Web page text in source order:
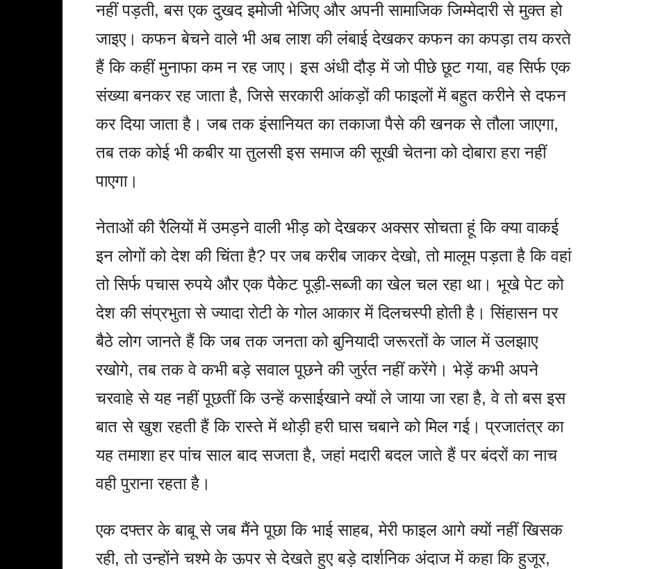
नहीं पड़ती, बस एक दुखद इमोजी भेजिए और अपनी सामाजिक जिम्मेदारी से मुक्त हो
जाइए। कफन बेचने वाले भी अब लाश की लंबाई देखकर कफन का कपड़ा तय करते
हैं कि कहीं मुनाफा कम न रह जाए। इस अंधी दौड़ में जो पीछे छूट गया, वह सिर्फ एक
संख्या बनकर रह जाता है, जिसे सरकारी आंकड़ों की फाइलों में बहुत करीने से दफन
कर दिया जाता है। जब तक इंसानियत का तकाजा पैसे की खनक से तौला जाएगा,
तब तक कोई भी कबीर या तुलसी इस समाज की सूखी चेतना को दोबारा हरा नहीं
पाएगा।
नेताओं की रैलियों में उमड़ने वाली भीड़ को देखकर अक्सर सोचता हूं कि क्या वाकई
इन लोगों को देश की चिंता है? पर जब करीब जाकर देखो, तो मालूम पड़ता है कि वहां
तो सिर्फ पचास रुपये और एक पैकेट पूड़ी-सब्जी का खेल चल रहा था। भूखे पेट को
देश की संप्रभुता से ज्यादा रोटी के गोल आकार में दिलचस्पी होती है। सिंहासन पर
बैठे लोग जानते हैं कि जब तक जनता को बुनियादी जरूरतों के जाल में उलझाए
रखोगे, तब तक वे कभी बड़े सवाल पूछने की जुर्रत नहीं करेंगे। भेड़ें कभी अपने
चरवाहे से यह नहीं पूछतीं कि उन्हें कसाईखाने क्यों ले जाया जा रहा है, वे तो बस इस
बात से खुश रहती हैं कि रास्ते में थोड़ी हरी घास चबाने को मिल गई। प्रजातंत्र का
यह तमाशा हर पांच साल बाद सजता है, जहां मदारी बदल जाते हैं पर बंदरों का नाच
वही पुराना रहता है।
एक दफ्तर के बाबू से जब मैंने पूछा कि भाई साहब, मेरी फाइल आगे क्यों नहीं खिसक
रही, तो उन्होंने चश्मे के ऊपर से देखते हुए बड़े दार्शनिक अंदाज में कहा कि हुजूर,